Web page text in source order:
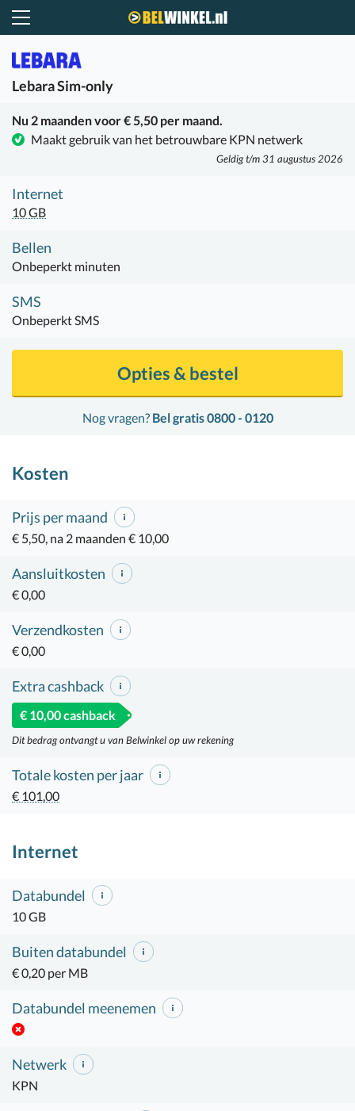
LebaraSim-only
Nu 2 maanden voor € 5,50 per maand.
Maakt gebruik van het betrouwbare KPN netwerk
Geldig t/m 31 augustus 2026
Internet
10 GB
Bellen
Onbeperkt minuten
SMS
Onbeperkt SMS
Nog vragen? Bel gratis 0800 - 0120
Opties & bestel
Kosten
Prijs per maand
€ 5,50, na 2 maanden € 10,00
Aansluitkosten
€ 0,00
Verzendkosten
€ 0,00
Extra cashback
€ 10,00 cashback
Dit bedrag ontvangt u van Belwinkel op uw rekening
Totale kosten per jaar
€ 101,00
Internet
Databundel
10 GB
Buiten databundel
€ 0,20 per MB
Databundel meenemen
Netwerk
KPN